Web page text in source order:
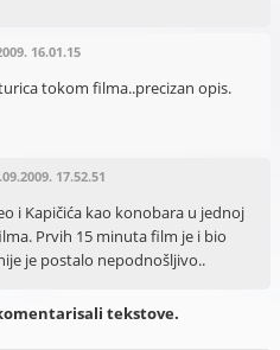
16.01.15
tokom filma..precizan opis.
17.52.51
i Kapičića kao konobara u jednoj
Prvih 15 minuta film je i bio
je postalo nepodnošljivo..
tekstove.